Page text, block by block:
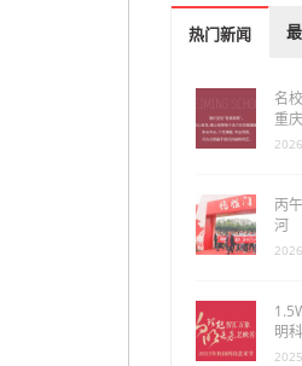
热门新闻
名
重
丙
河
明